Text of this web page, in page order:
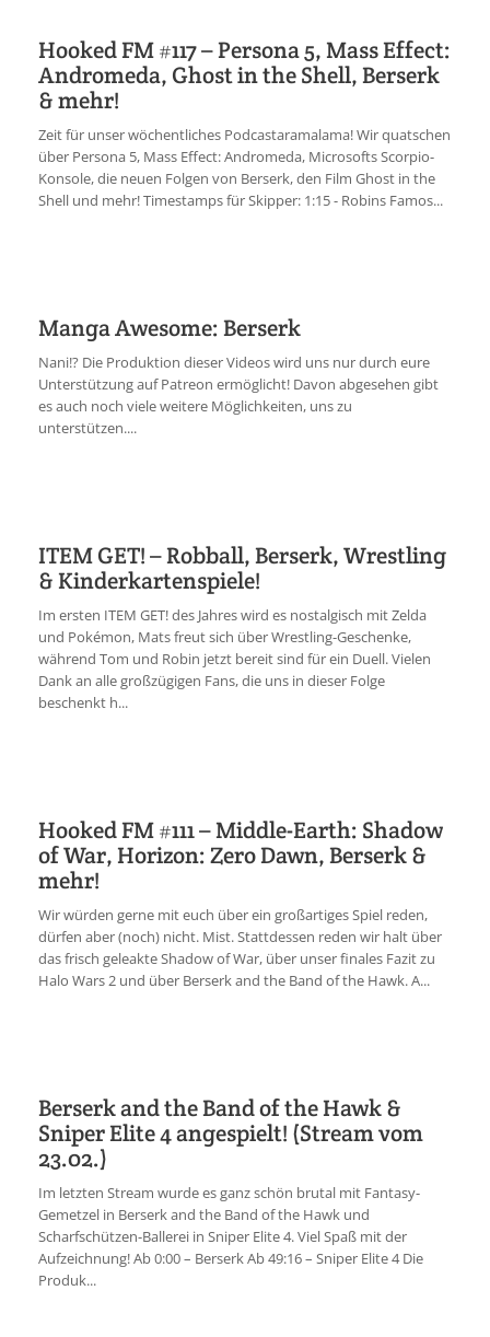
Hooked FM #117 – Persona 5, Mass Effect:
Andromeda, Ghost in the Shell, Berserk
& mehr!
Zeit für unser wöchentliches Podcastaramalama! Wir quatschen
über Persona 5, Mass Effect: Andromeda, Microsofts Scorpio-
Konsole, die neuen Folgen von Berserk, den Film Ghost in the
Shell und mehr! Timestamps für Skipper: 1:15 - Robins Famos...
Manga Awesome: Berserk
Nani!? Die Produktion dieser Videos wird uns nur durch eure
Unterstützung auf Patreon ermöglicht! Davon abgesehen gibt
es auch noch viele weitere Möglichkeiten, uns zu
unterstützen....
ITEM GET! – Robball, Berserk, Wrestling
& Kinderkartenspiele!
Im ersten ITEM GET! des Jahres wird es nostalgisch mit Zelda
und Pokémon, Mats freut sich über Wrestling-Geschenke,
während Tom und Robin jetzt bereit sind für ein Duell. Vielen
Dank an alle großzügigen Fans, die uns in dieser Folge
beschenkt h...
Hooked FM #111 – Middle-Earth: Shadow
of War, Horizon: Zero Dawn, Berserk &
mehr!
Wir würden gerne mit euch über ein großartiges Spiel reden,
dürfen aber (noch) nicht. Mist. Stattdessen reden wir halt über
das frisch geleakte Shadow of War, über unser finales Fazit zu
Halo Wars 2 und über Berserk and the Band of the Hawk. A...
Berserk and the Band of the Hawk &
Sniper Elite 4 angespielt! (Stream vom
23.02.)
Im letzten Stream wurde es ganz schön brutal mit Fantasy-
Gemetzel in Berserk and the Band of the Hawk und
Scharfschützen-Ballerei in Sniper Elite 4. Viel Spaß mit der
Aufzeichnung! Ab 0:00 – Berserk Ab 49:16 – Sniper Elite 4 Die
Produk...